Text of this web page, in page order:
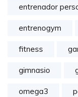
entrenador
entrenogym
fitness
gimnasio
omega3